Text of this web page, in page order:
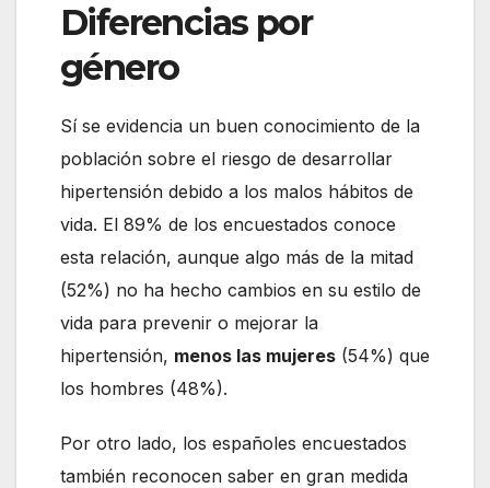
Diferencias por
género
Sí se evidencia un buen conocimiento de la
población sobre el riesgo de desarrollar
hipertensión debido a los malos hábitos de
vida. El 89% de los encuestados conoce
esta relación, aunque algo más de la mitad
(52%) no ha hecho cambios en su estilo de
vida para prevenir o mejorar la
hipertensión, menos las mujeres (54%) que
los hombres (48%).
Por otro lado, los españoles encuestados
también reconocen saber en gran medida